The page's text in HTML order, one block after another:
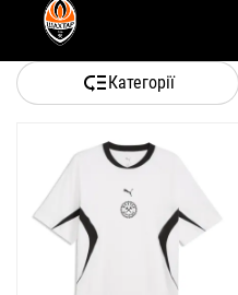
Категорії